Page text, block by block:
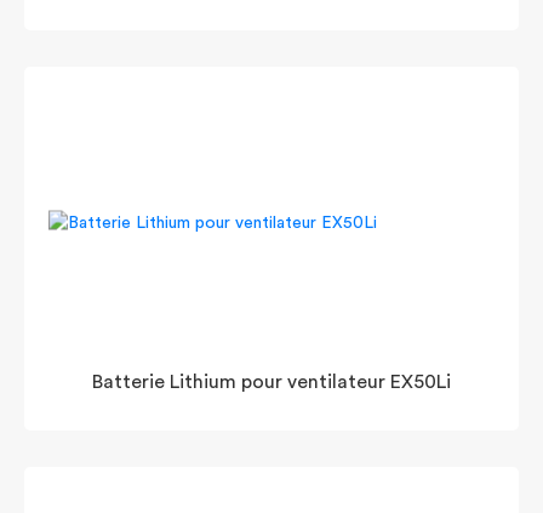
Batterie Lithium pour ventilateur EX50Li